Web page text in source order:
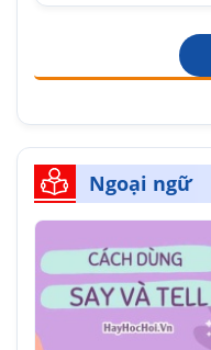
Ngoại ngữ